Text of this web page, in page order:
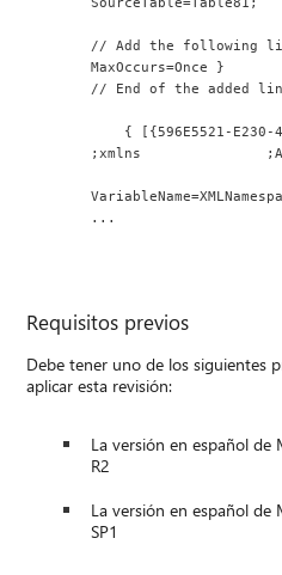
// Add the following
MaxOccurs=Once }
// End of the added
;xmlns
...
Requisitos previos
Debe tener uno de los siguientes
aplicar esta revisión:
La versión en español
R2
La versión en español
SP1